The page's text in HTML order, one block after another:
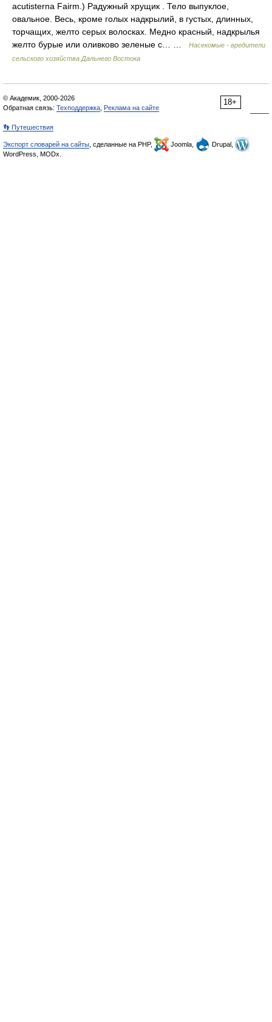
acutisterna Fairm.) Радужный хрущик . Тело выпуклое,
овальное. Весь, кроме голых надкрылий, в густых, длинных,
торчащих, желто серых волосках. Медно красный, надкрылья
желто бурые или оливково зеленые с… …
Насекомые - вредители
сельского хозяйства Дальнего Востока
18+
© Академик, 2000-2026
Обратная связь: Техподдержка Реклама на сайте
👣 Путешествия
Экспорт словарей на сайты , сделанные на PHP, Joomla,
Drupal,
WordPress, MODx.